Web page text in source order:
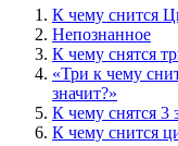
К чему снится
Непознанное
К чему снятся
«Три к чему
значит?»
К чему снятся 3
К чему снится